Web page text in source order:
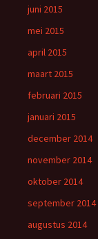
juni 2015
mei 2015
april 2015
maart 2015
februari 2015
januari 2015
december 2014
november 2014
oktober 2014
september 2014
augustus 2014